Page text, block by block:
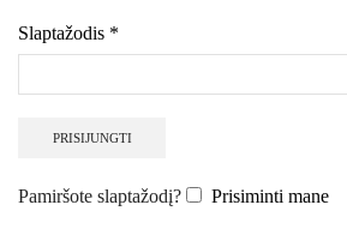
Slaptažodis *
PRISIJUNGTI
Pamiršote slaptažodį? Prisiminti mane